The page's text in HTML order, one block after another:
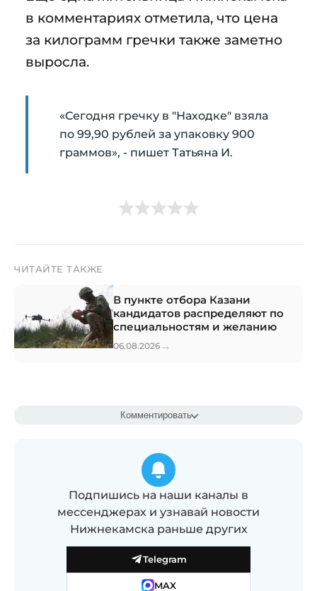
в комментариях отметила, что цена
за килограмм гречки также заметно
выросла.
«Сегодня гречку в "Находке" взяла
по 99,90 рублей за упаковку 900
граммов», - пишет Татьяна И.
ЧИТАЙТЕ ТАКЖЕ
В пункте отбора Казани
кандидатов распределяют по
специальностям и желанию
06.08.2026 →
Комментировать
Подпишись на наши каналы в
мессенджерах и узнавай новости
Нижнекамска раньше других
Telegram
MAX